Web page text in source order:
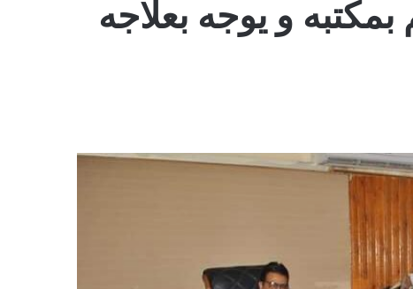
و يوجه بعلاجه